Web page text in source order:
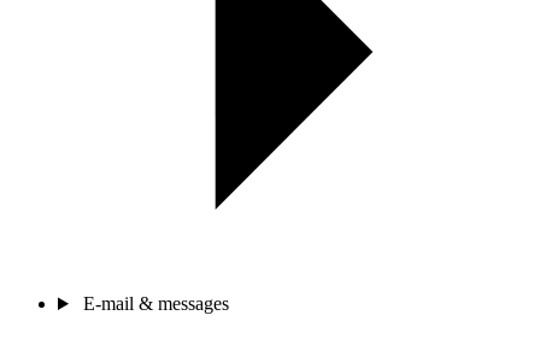
E-mail & messages